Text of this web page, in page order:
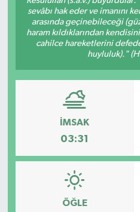
sevâbı hak eder ve imanını
arasında geçinebileceği
haram kıldıklarından
cahilce hareketlerini
huyluluk)."
İMSAK
03:31
ÖĞLE